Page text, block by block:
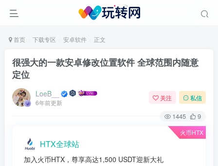
首页 下载专区 安卓软件 正文
很强大的一款安卓修改位置软件 全球范围内随意
定位
LoeB__
6年前更新
关注 私信
1445 9
火币HTX
HTX全球站
加入火币HTX，尊享高达1,500 USDT迎新大礼